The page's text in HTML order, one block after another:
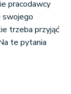
pracodawcy
swojego
trzeba przyjąć
te pytania